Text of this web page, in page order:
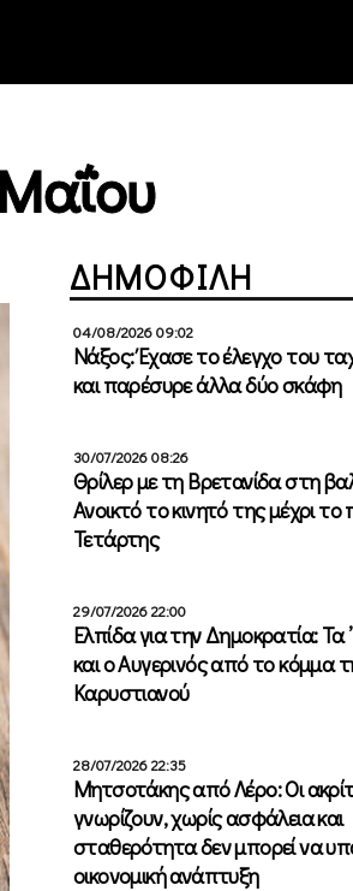
ΔΗΜΟΦΙΛΗ
04/08/2026 09:02
Νάξος: Έχασε το έλεγχο του
και παρέσυρε άλλα δύο σκάφη
30/07/2026 08:26
Θρίλερ με τη Βρετανίδα στη
Ανοικτό το κινητό της μέχρι το
Τετάρτης
29/07/2026 22:00
Ελπίδα για την Δημοκρατία: Τα
και ο Αυγερινός από το κόμμα
Καρυστιανού
28/07/2026 22:35
Μητσοτάκης από Λέρο: Οι
γνωρίζουν, χωρίς ασφάλεια και
σταθερότητα δεν μπορεί να
οικονομική ανάπτυξη